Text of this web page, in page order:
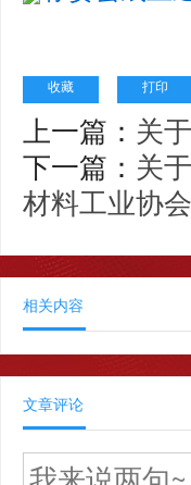
收藏 打印
上一篇： 关
下一篇： 关
材料工业协
相关内容
文章评论